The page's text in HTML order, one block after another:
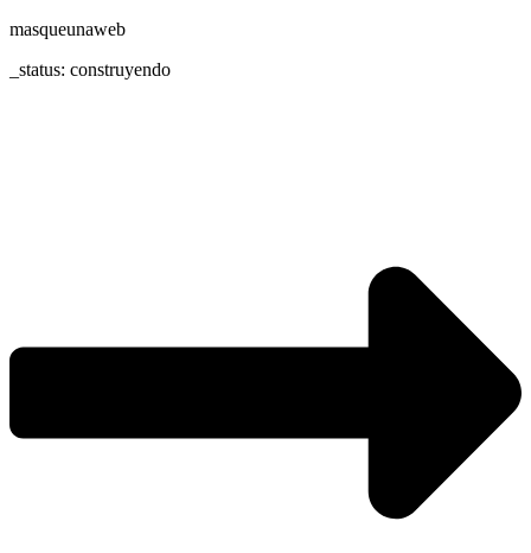
masqueunaweb
_status: construyendo